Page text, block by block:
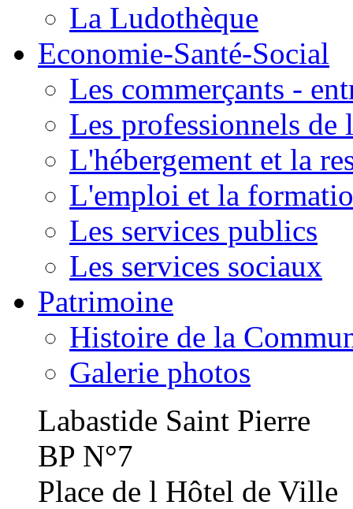
La Ludothèque
Economie-Santé-Social
Les commerçants -
Les professionnels de
L'hébergement et la
L'emploi et la
Les services publics
Les services sociaux
Patrimoine
Histoire de la
Galerie photos
Labastide Saint Pierre
BP N°7
Place de l Hôtel de Ville